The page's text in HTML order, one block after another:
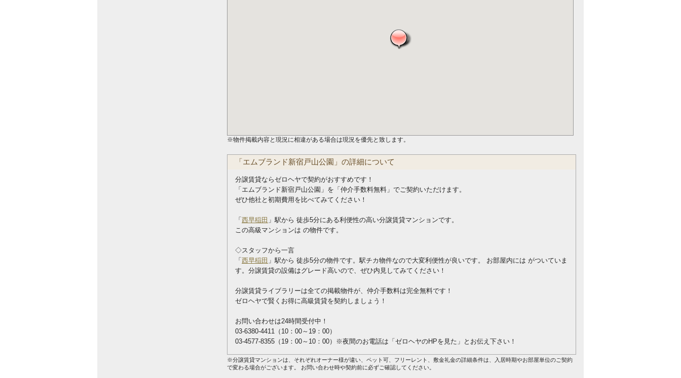
※物件掲載内容と現況に相違がある場合は現況を優先と致します。
「エムブランド新宿戸山公園」の詳細について
分譲賃貸ならゼロヘヤで契約がおすすめです！
「エムブランド新宿戸山公園」を「仲介手数料無料」でご契約いただけます。
ぜひ他社と初期費用を比べてみてください！
「 西早稲田 」駅から 徒歩5分にある利便性の高い分譲賃貸マンションです。
この高級マンションは の物件です。
◇スタッフから一言
「 西早稲田 」駅から 徒歩5分の物件です。駅チカ物件なので大変利便性が良いです。 お部屋内には がついていま
す。分譲賃貸の設備はグレード高いので、ぜひ内見してみてください！
分譲賃貸ライブラリーは全ての掲載物件が、仲介手数料は完全無料です！
ゼロヘヤで賢くお得に高級賃貸を契約しましょう！
お問い合わせは24時間受付中！
03-6380-4411（10：00～19：00）
03-4577-8355（19：00～10：00）※夜間のお電話は「ゼロヘヤのHPを見た」とお伝え下さい！
※分譲賃貸マンションは、それぞれオーナー様が違い、ペット可、フリーレント、敷金礼金の詳細条件は、入居時期やお部屋単位のご契約
で変わる場合がございます。 お問い合わせ時や契約前に必ずご確認してください。